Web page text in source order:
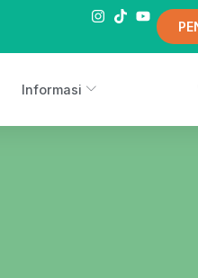
Informasi